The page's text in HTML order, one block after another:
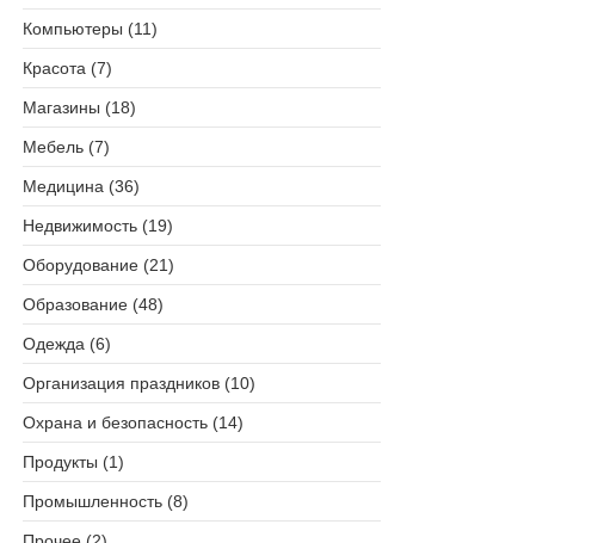
Компьютеры (11)
Красота (7)
Магазины (18)
Мебель (7)
Медицина (36)
Недвижимость (19)
Оборудование (21)
Образование (48)
Одежда (6)
Организация праздников (10)
Охрана и безопасность (14)
Продукты (1)
Промышленность (8)